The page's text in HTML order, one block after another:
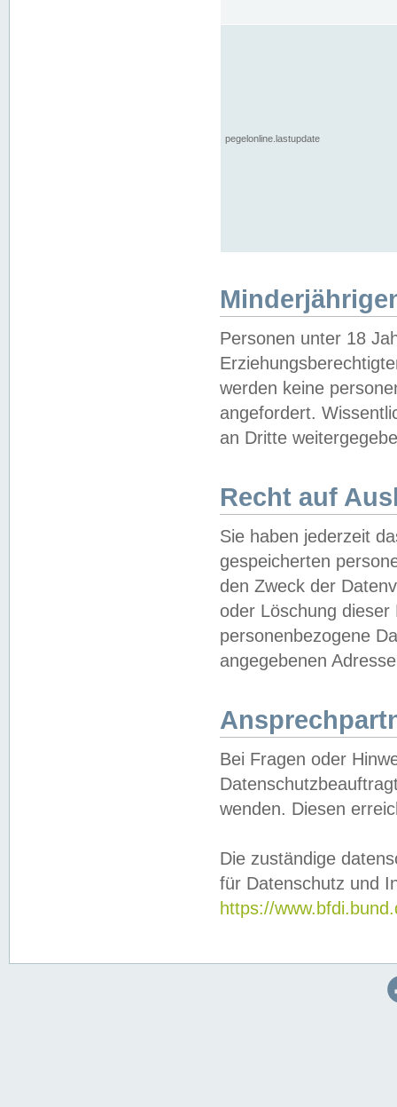
pegelonline.lastupdate
Personen unter 18
werden keine
angefordert.
an Dritte
Recht auf
Sie haben jederzeit
gespeicherten
den Zweck der
oder Löschung
personenbezogene
angegebenen
Bei Fragen oder
wenden. Diesen
Die zuständige
für Datenschutz und
https://